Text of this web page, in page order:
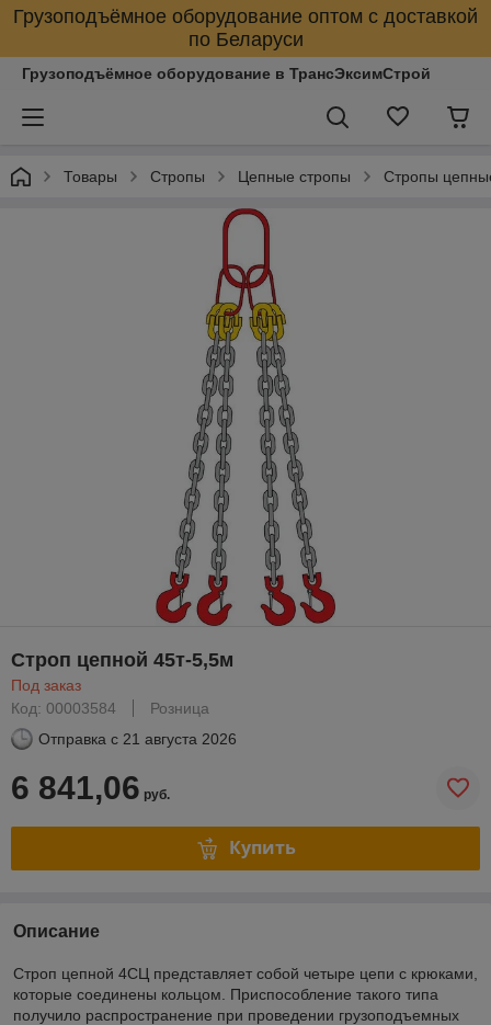
Грузоподъёмное оборудование оптом с доставкой
по Беларуси
Грузоподъёмное оборудование в ТрансЭксимСтрой
Товары Стропы Цепные стропы Стропы
Строп цепной 45т-5,5м
Под заказ
Код: 00003584
Розница
Отправка с 21 августа 2026
6 841,06 руб.
Купить
Описание
Строп цепной 4СЦ представляет собой четыре цепи с крюками,
которые соединены кольцом. Приспособление такого типа
получило распространение при проведении грузоподъемных